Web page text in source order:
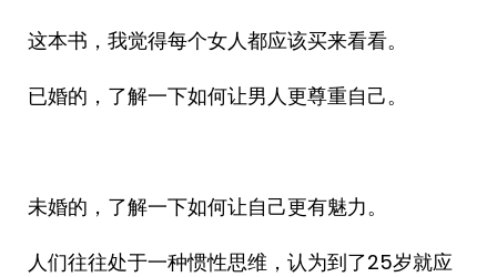
这本书，我觉得每个女人都应该买来看看。
已婚的，了解一下如何让男人更尊重自己。
未婚的，了解一下如何让自己更有魅力。
人们往往处于一种惯性思维，认为到了25岁就应